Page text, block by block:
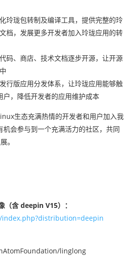
玲珑包转制及编译工具，提供完整的玲
档，发展更多开发者加入玲珑应用的转
码、商店、技术文档逐步开源，让开源
行版应用分发体系，让玲珑应用能够触
，降低开发者的应用维护成本
生态充满热情的开发者和用户加入我
会参与到一个充满活力的社区，共同
。
（含 deepin V15）：
linglong